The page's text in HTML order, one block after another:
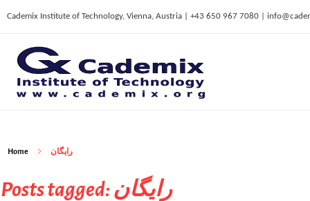
Cademix Institute of Technology, Vienna, Austria | +43 650 967 7080 |
C
ademix Institute of Technology
Job seekers Portal for Career Acceleration, Continuing Education, European Job Market
Home رایگان
Posts tagged: رایگان